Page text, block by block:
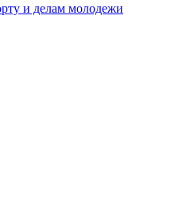
и делам молодежи